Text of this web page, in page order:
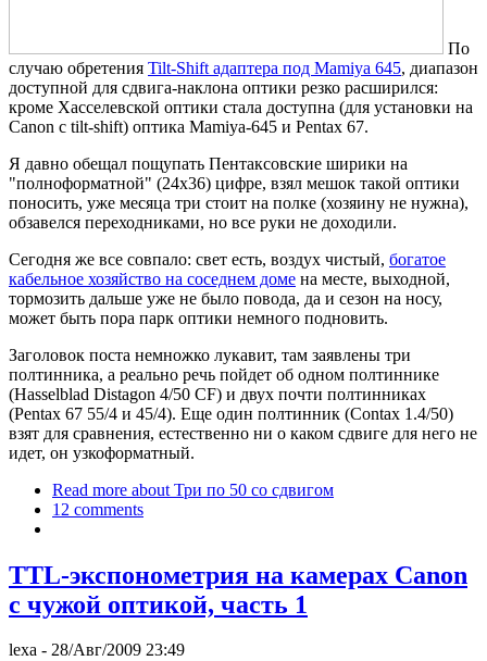
По
случаю обретения Tilt-Shift адаптера под Mamiya 645, диапазон
доступной для сдвига-наклона оптики резко расширился:
кроме Хасселевской оптики стала доступна (для установки на
Canon с tilt-shift) оптика Mamiya-645 и Pentax 67.
Я давно обещал пощупать Пентаксовские ширики на
"полноформатной" (24x36) цифре, взял мешок такой оптики
поносить, уже месяца три стоит на полке (хозяину не нужна),
обзавелся переходниками, но все руки не доходили.
Сегодня же все совпало: свет есть, воздух чистый, богатое
кабельное хозяйство на соседнем доме на месте, выходной,
тормозить дальше уже не было повода, да и сезон на носу,
может быть пора парк оптики немного подновить.
Заголовок поста немножко лукавит, там заявлены три
полтинника, а реально речь пойдет об одном полтиннике
(Hasselblad Distagon 4/50 CF) и двух почти полтинниках
(Pentax 67 55/4 и 45/4). Еще один полтинник (Contax 1.4/50)
взят для сравнения, естественно ни о каком сдвиге для него не
идет, он узкоформатный.
Read more about Три по 50 со сдвигом
12 comments
TTL-экспонометрия на камерах Canon
с чужой оптикой, часть 1
lexa - 28/Авг/2009 23:49